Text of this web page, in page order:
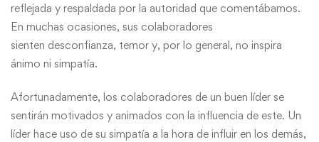
reflejada y respaldada por la autoridad que comentábamos.
En muchas ocasiones, sus colaboradores
sienten desconfianza, temor y, por lo general, no inspira
ánimo ni simpatía.
Afortunadamente, los colaboradores de un buen líder se
sentirán motivados y animados con la influencia de este. Un
líder hace uso de su simpatía a la hora de influir en los demás,